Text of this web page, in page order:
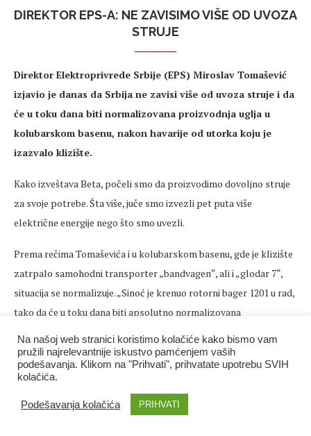
DIREKTOR EPS-A: NE ZAVISIMO VIŠE OD UVOZA
STRUJE
Direktor Elektroprivrede Srbije (EPS) Miroslav Tomašević
izjavio je danas da Srbija ne zavisi više od uvoza struje i da
će u toku dana biti normalizovana proizvodnja uglja u
kolubarskom basenu, nakon havarije od utorka koju je
izazvalo klizište.
Kako izveštava Beta, počeli smo da proizvodimo dovoljno struje
za svoje potrebe. Šta više, juče smo izvezli pet puta više
električne energije nego što smo uvezli.
Prema rečima Tomaševića i u kolubarskom basenu, gde je klizište
zatrpalo samohodni transporter „bandvagen“, ali i „glodar 7“,
situacija se normalizuje. „Sinoć je krenuo rotorni bager 1201 u rad,
tako da će u toku dana biti apsolutno normalizovana
to je proizvodnja sa kolubarskih kopova koja iznosi 63.000 tona
uglja“, rekao je on.
Na pitanje zašto se podaci o zalihama uglja, od 5,4 odsto iznad
Na našoj web stranici koristimo kolačiće kako bismo vam
pružili najrelevantnije iskustvo pamćenjem vaših
podešavanja. Klikom na "Prihvati", prihvatate upotrebu SVIH
kolačića.
Podešavanja kolačića PRIHVATI